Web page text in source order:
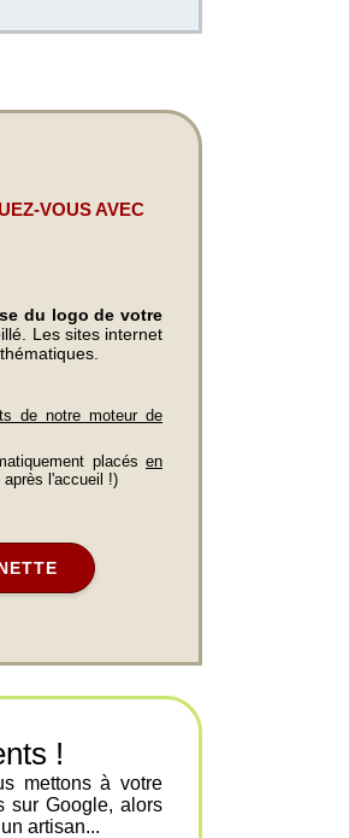
VOUS AVEC
du logo de votre
Les sites internet
de notre moteur de
placés en
l'accueil !)
!
mettons à votre
sur Google, alors
artisan...